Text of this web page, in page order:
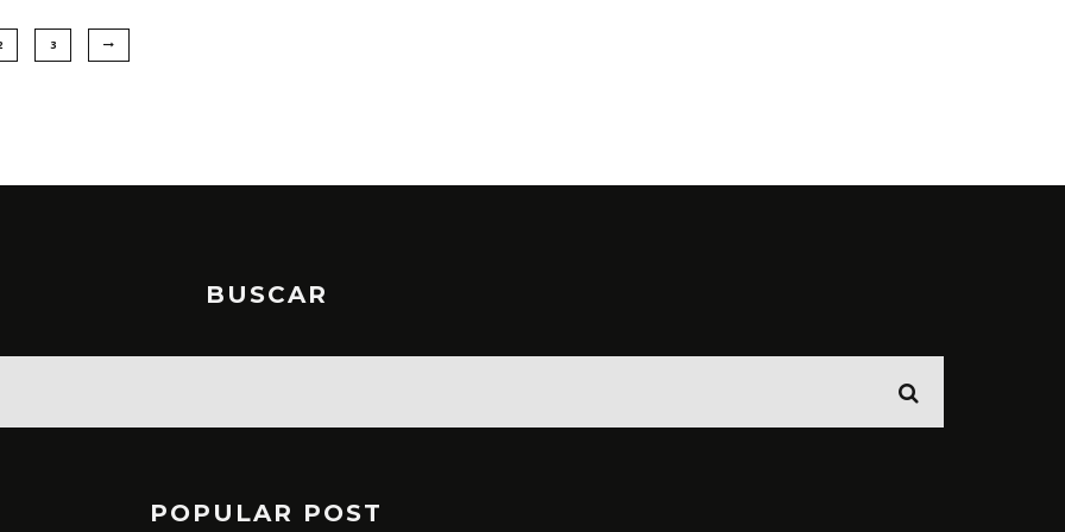
3
BUSCAR
POPULAR POST